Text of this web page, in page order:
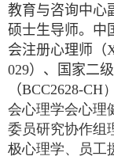
教育与咨询中心
硕士生导师。中
会注册心理师（
029）、国家二
（BCC2628-CH
会心理学会心理
委员研究协作组
极心理学、员工